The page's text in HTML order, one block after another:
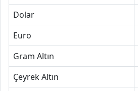
Dolar
Euro
Gram Altın
Çeyrek Altın